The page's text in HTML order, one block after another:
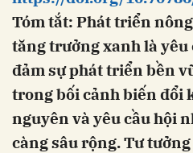
Tóm tắt: Phát triển
tăng trưởng xanh là yêu
đảm sự phát triển bền
trong bối cảnh biến đổi
nguyên và yêu cầu hội
càng sâu rộng. Tư